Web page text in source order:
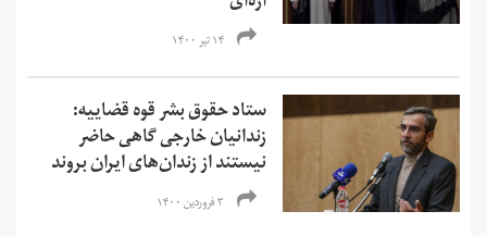
۱۴ تیر ۱۴۰۰
ستاد حقوق بشر قوه قضاییه:
زندانیان خارجی گاهی حاضر
نیستند از زندان‌های ایران بروند
۳ فروردین ۱۴۰۰